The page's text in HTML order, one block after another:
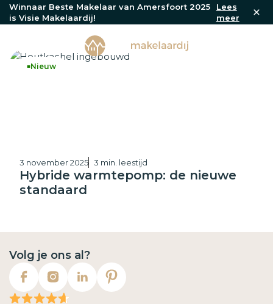
Winnaar Beste Makelaar van Amersfoort 2025
is Visie Makelaardij!
Lees
meer
3 november 2025 3 min. leestijd
Hybride warmtepomp: de nieuwe
standaard
Nieuw
Volg je ons al?